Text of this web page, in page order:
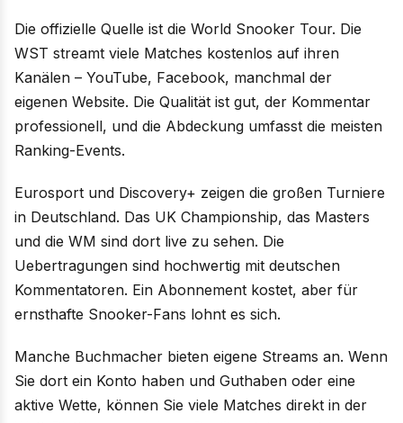
Die offizielle Quelle ist die World Snooker Tour. Die
WST streamt viele Matches kostenlos auf ihren
Kanälen – YouTube, Facebook, manchmal der
eigenen Website. Die Qualität ist gut, der Kommentar
professionell, und die Abdeckung umfasst die meisten
Ranking-Events.
Eurosport und Discovery+ zeigen die großen Turniere
in Deutschland. Das UK Championship, das Masters
und die WM sind dort live zu sehen. Die
Uebertragungen sind hochwertig mit deutschen
Kommentatoren. Ein Abonnement kostet, aber für
ernsthafte Snooker-Fans lohnt es sich.
Manche Buchmacher bieten eigene Streams an. Wenn
Sie dort ein Konto haben und Guthaben oder eine
aktive Wette, können Sie viele Matches direkt in der